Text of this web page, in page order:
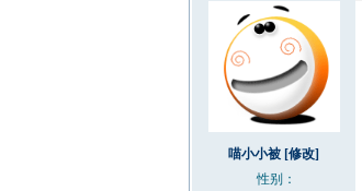
喵小小被 [修改]
性别：